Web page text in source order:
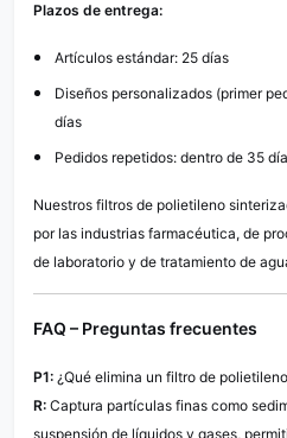
Plazos de entrega:
Artículos estándar: 25 días
Diseños personalizados (primer
días
Pedidos repetidos: dentro de 35
Nuestros filtros de polietileno
por las industrias farmacéutica, de
de laboratorio y de tratamiento de
FAQ – Preguntas frecuentes
P1: ¿Qué elimina un filtro de
R: Captura partículas finas como
suspensión de líquidos y gases,